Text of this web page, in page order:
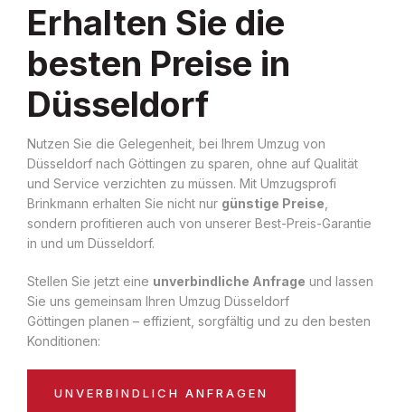
Erhalten Sie die
besten Preise in
Düsseldorf
Nutzen Sie die Gelegenheit, bei Ihrem Umzug von
Düsseldorf nach Göttingen zu sparen, ohne auf Qualität
und Service verzichten zu müssen. Mit Umzugsprofi
Brinkmann erhalten Sie nicht nur günstige Preise
sondern profitieren auch von unserer Best-Preis-Garantie
in und um Düsseldorf.
Stellen Sie jetzt eine unverbindliche Anfrage und lassen
Sie uns gemeinsam Ihren Umzug Düsseldorf
Göttingen planen – effizient, sorgfältig und zu den besten
Konditionen:
UNVERBINDLICH ANFRAGEN